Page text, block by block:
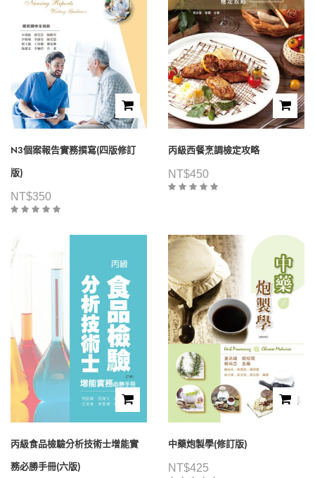
N3個案報告實務撰寫(四版修訂
版)
NT$350
丙級西餐烹調檢定攻略
NT$450
丙級食品檢驗分析技術士增能實
務必勝手冊(六版)
中藥炮製學(修訂版)
NT$425